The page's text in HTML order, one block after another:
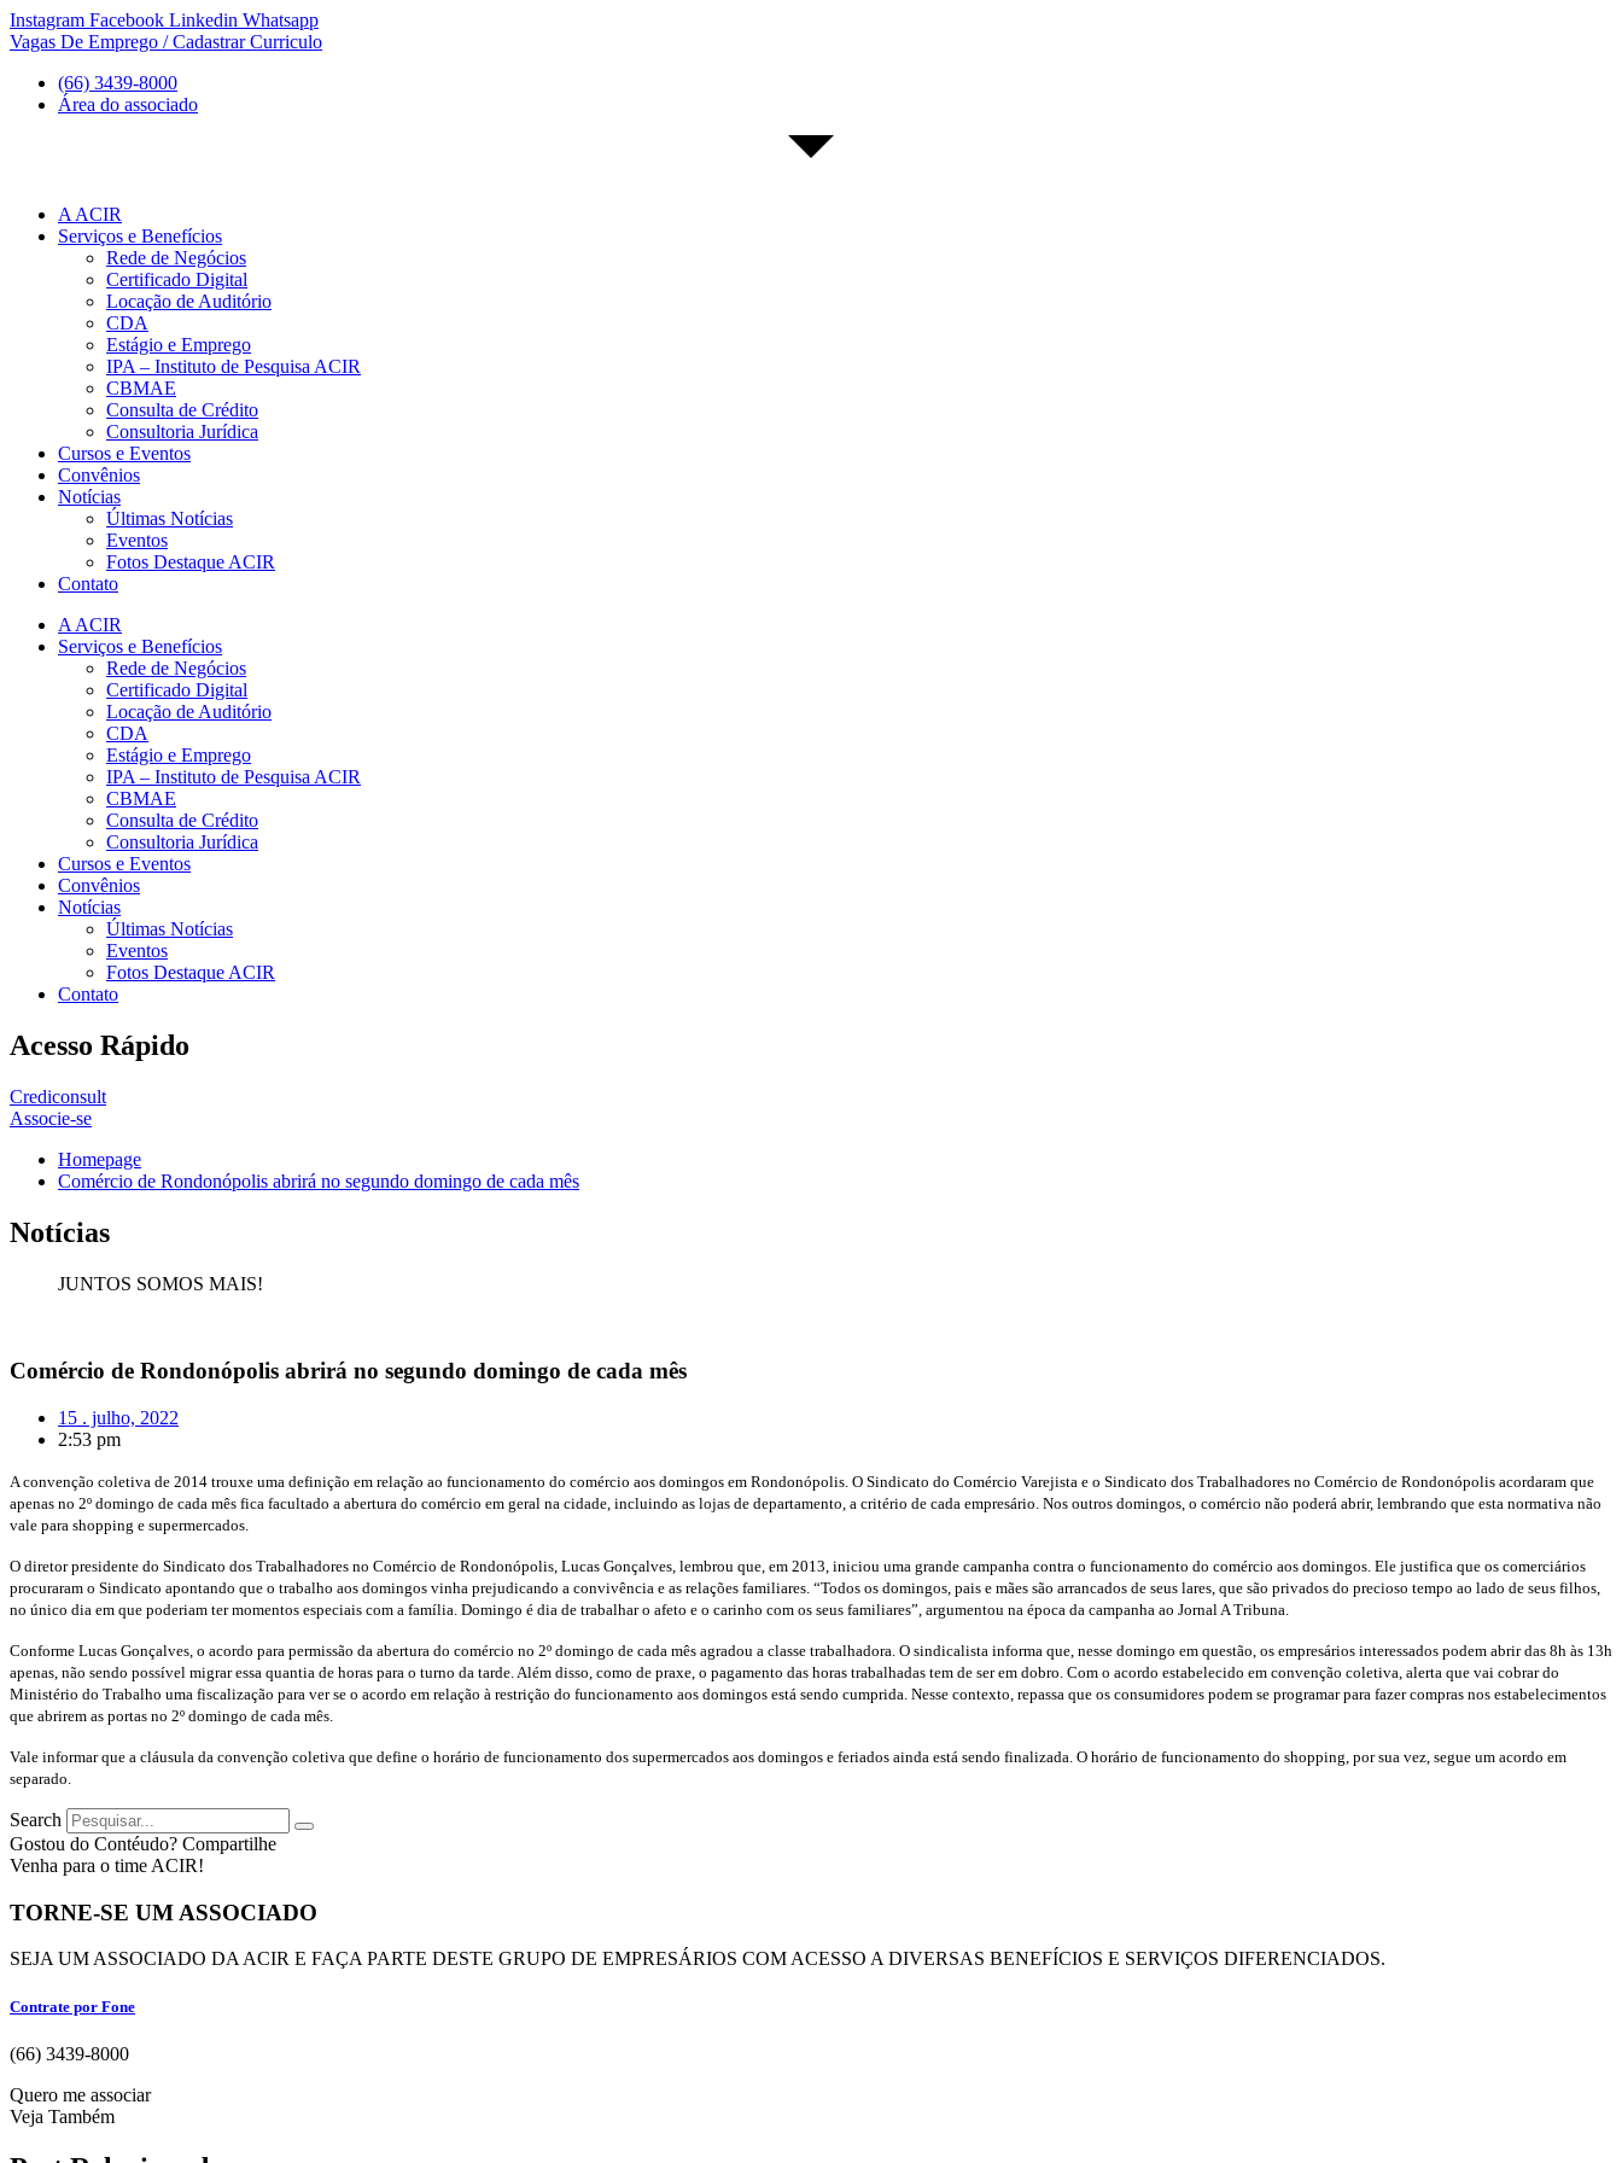
Ir
para
conteúdo
Instagram Facebook Linkedin Whatsapp
Vagas De Emprego / Cadastrar Curriculo
(66) 3439-8000
Área do associado
A ACIR
Serviços e Benefícios
Rede de Negócios
Certificado Digital
Locação de Auditório
CDA
Estágio e Emprego
IPA – Instituto de Pesquisa ACIR
CBMAE
Consulta de Crédito
Consultoria Jurídica
Cursos e Eventos
Convênios
Notícias
Últimas Notícias
Eventos
Fotos Destaque ACIR
Contato
A ACIR
Serviços e Benefícios
Rede de Negócios
Certificado Digital
Locação de Auditório
CDA
Estágio e Emprego
IPA – Instituto de Pesquisa ACIR
CBMAE
Consulta de Crédito
Consultoria Jurídica
Cursos e Eventos
Convênios
Notícias
Últimas Notícias
Eventos
Fotos Destaque ACIR
Contato
Acesso Rápido
Crediconsult
Associe-se
Homepage
Comércio de Rondonópolis abrirá no segundo domingo de cada mês
Notícias
JUNTOS SOMOS MAIS!
Comércio de Rondonópolis abrirá no segundo domingo de cada mês
15 . julho, 2022
2:53 pm
A convenção coletiva de 2014 trouxe uma definição em relação ao funcionamento do comércio aos domingos em Rondonópolis. O Sindicato do Comércio Varejista e o Sindicato dos Trabalhadores no Comércio de Rondonópolis acordaram que
apenas no 2º domingo de cada mês fica facultado a abertura do comércio em geral na cidade, incluindo as lojas de departamento, a critério de cada empresário. Nos outros domingos, o comércio não poderá abrir, lembrando que esta normativa não
vale para shopping e supermercados.
O diretor presidente do Sindicato dos Trabalhadores no Comércio de Rondonópolis, Lucas Gonçalves, lembrou que, em 2013, iniciou uma grande campanha contra o funcionamento do comércio aos domingos. Ele justifica que os comerciários
procuraram o Sindicato apontando que o trabalho aos domingos vinha prejudicando a convivência e as relações familiares. “Todos os domingos, pais e mães são arrancados de seus lares, que são privados do precioso tempo ao lado de seus filhos,
no único dia em que poderiam ter momentos especiais com a família. Domingo é dia de trabalhar o afeto e o carinho com os seus familiares”, argumentou na época da campanha ao Jornal A Tribuna.
Conforme Lucas Gonçalves, o acordo para permissão da abertura do comércio no 2º domingo de cada mês agradou a classe trabalhadora. O sindicalista informa que, nesse domingo em questão, os empresários interessados podem abrir das 8h às 13h
apenas, não sendo possível migrar essa quantia de horas para o turno da tarde. Além disso, como de praxe, o pagamento das horas trabalhadas tem de ser em dobro. Com o acordo estabelecido em convenção coletiva, alerta que vai cobrar do
Ministério do Trabalho uma fiscalização para ver se o acordo em relação à restrição do funcionamento aos domingos está sendo cumprida. Nesse contexto, repassa que os consumidores podem se programar para fazer compras nos estabelecimentos
que abrirem as portas no 2º domingo de cada mês.
Vale informar que a cláusula da convenção coletiva que define o horário de funcionamento dos supermercados aos domingos e feriados ainda está sendo finalizada. O horário de funcionamento do shopping, por sua vez, segue um acordo em
separado.
Search
Gostou do Contéudo? Compartilhe
Venha para o time ACIR!
TORNE-SE UM ASSOCIADO
SEJA UM ASSOCIADO DA ACIR E FAÇA PARTE DESTE GRUPO DE EMPRESÁRIOS COM ACESSO A DIVERSAS BENEFÍCIOS E SERVIÇOS DIFERENCIADOS.
Contrate por Fone
(66) 3439-8000
Quero me associar
Veja Também